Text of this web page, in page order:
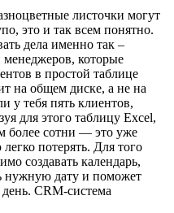
листочки могут
это и так всем понятно.
дела именно так –
которые
в простой таблице
на общем диске, а не на
у тебя пять клиентов,
для этого таблицу Excel,
более сотни — это уже
потерять. Для того
создавать календарь,
нужную дату и поможет
CRM-система